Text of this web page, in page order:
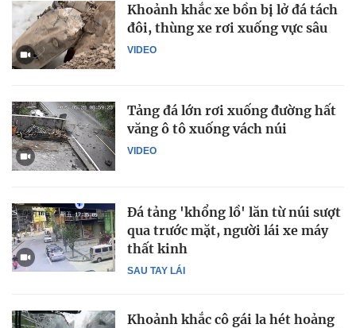
VIDEO
Khoảnh khắc xe bồn bị lở đá tách
đôi, thùng xe rơi xuống vực sâu
VIDEO
Tảng đá lớn rơi xuống đường hất
văng ô tô xuống vách núi
SAU TAY LÁI
Đá tảng 'khổng lồ' lăn từ núi sượt
qua trước mặt, người lái xe máy
thất kinh
Khoảnh khắc cô gái la hét hoảng